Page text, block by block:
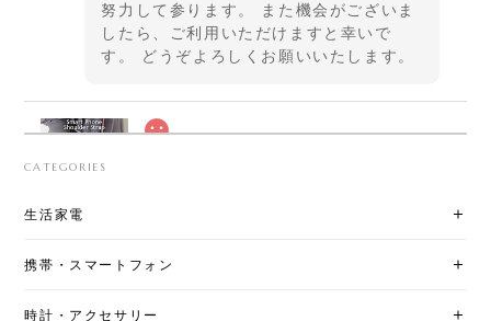
努力して参ります。 また機会がございま
したら、ご利用いただけますと幸いで
す。 どうぞよろしくお願いいたします。
CATEGORIES
生活家電
携帯・スマートフォン
時計・アクセサリー